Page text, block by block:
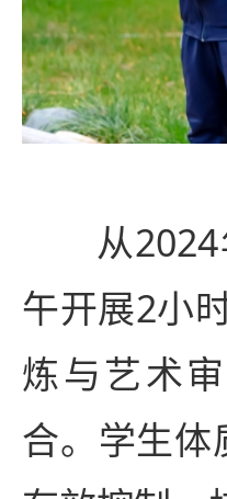
从
午开展2小
炼与艺术
合。学生体